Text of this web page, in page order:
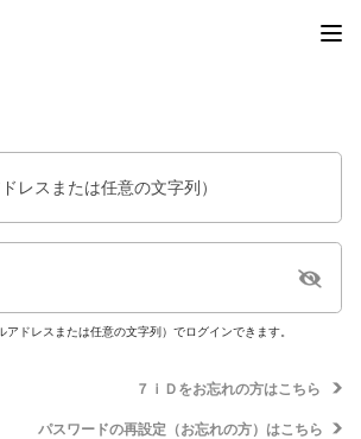
レスまたは任意の文字列）
アドレスまたは任意の文字列）でログインできます。
７ｉＤをお忘れの方はこちら
パスワードの再設定（お忘れの方）はこちら